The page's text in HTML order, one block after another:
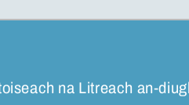
na Litreach an-